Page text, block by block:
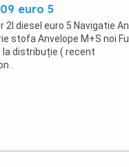
euro 5
diesel euro 5 Navigatie An
stofa Anvelope M+S noi Full
distribuție ( recent
.